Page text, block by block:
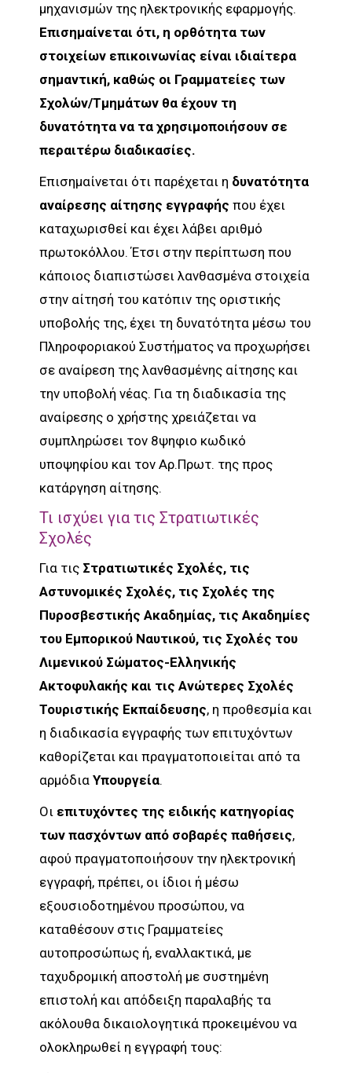
μηχανισμών της ηλεκτρονικής εφαρμογής.
Επισημαίνεται ότι, η ορθότητα των
στοιχείων επικοινωνίας είναι ιδιαίτερα
σημαντική, καθώς οι Γραμματείες των
Σχολών/Τμημάτων θα έχουν τη
δυνατότητα να τα χρησιμοποιήσουν σε
περαιτέρω διαδικασίες.
Επισημαίνεται ότι παρέχεται η δυνατότητα
αναίρεσης αίτησης εγγραφής που έχει
καταχωρισθεί και έχει λάβει αριθμό
πρωτοκόλλου. Έτσι στην περίπτωση που
κάποιος διαπιστώσει λανθασμένα στοιχεία
στην αίτησή του κατόπιν της οριστικής
υποβολής της, έχει τη δυνατότητα μέσω του
Πληροφοριακού Συστήματος να προχωρήσει
σε αναίρεση της λανθασμένης αίτησης και
την υποβολή νέας. Για τη διαδικασία της
αναίρεσης ο χρήστης χρειάζεται να
συμπληρώσει τον 8ψηφιο κωδικό
υποψηφίου και τον Αρ.Πρωτ. της προς
κατάργηση αίτησης.
Τι ισχύει για τις Στρατιωτικές
Σχολές
Για τις Στρατιωτικές Σχολές, τις
Αστυνομικές Σχολές, τις Σχολές της
Πυροσβεστικής Ακαδημίας, τις Ακαδημίες
του Εμπορικού Ναυτικού, τις Σχολές του
Λιμενικού Σώματος-Ελληνικής
Ακτοφυλακής και τις Ανώτερες Σχολές
Τουριστικής Εκπαίδευσης, η προθεσμία και
η διαδικασία εγγραφής των επιτυχόντων
καθορίζεται και πραγματοποιείται από τα
αρμόδια Υπουργεία.
Οι επιτυχόντες της ειδικής κατηγορίας
των πασχόντων από σοβαρές παθήσεις,
αφού πραγματοποιήσουν την ηλεκτρονική
εγγραφή, πρέπει, οι ίδιοι ή μέσω
εξουσιοδοτημένου προσώπου, να
καταθέσουν στις Γραμματείες
αυτοπροσώπως ή, εναλλακτικά, με
ταχυδρομική αποστολή με συστημένη
επιστολή και απόδειξη παραλαβής τα
ακόλουθα δικαιολογητικά προκειμένου να
ολοκληρωθεί η εγγραφή τους: